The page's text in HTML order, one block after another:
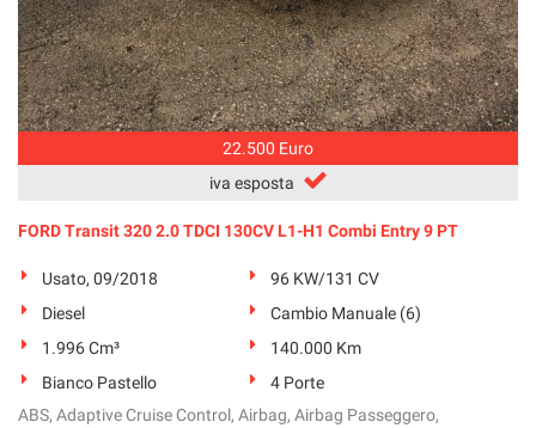
22.500 Euro
iva esposta
FORD Transit 320 2.0 TDCI 130CV L1-H1 Combi Entry 9 PT
Usato, 09/2018
96 KW/131 CV
Diesel
Cambio Manuale (6)
1.996 Cm³
140.000 Km
Bianco Pastello
4 Porte
ABS, Adaptive Cruise Control, Airbag, Airbag Passeggero,